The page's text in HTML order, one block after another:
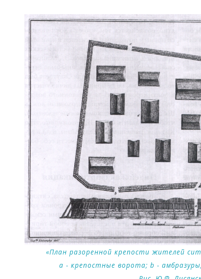
«План разоренной крепости жителей
а - крепостные ворота; b -